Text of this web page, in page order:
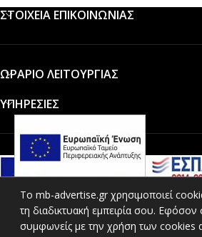
ΣΤΟΙΧΕΙΑ ΕΠΙΚΟΙΝΩΝΙΑΣ
ΩΡΑΡΙΟ ΛΕΙΤΟΥΡΓΙΑΣ
ΥΠΗΡΕΣΙΕΣ
ΚΑΤΗΓΟΡΙΕΣ ΠΡΟΪΟΝΤΩΝ
To mb-advertise.gr χρησιμοποιεί
τη διαδικτυακή εμπειρία σου. Εφόσον
συμφωνείς με την χρήση των cookies